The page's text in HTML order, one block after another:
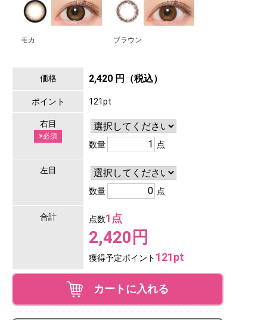
モカ ブラウン
価格 2,420 円（税込）
ポイント 121pt
右目
※必須
数量 点
左目
数量 点
合計 点数1点
2,420円
獲得予定ポイント 121pt
カートに入れる